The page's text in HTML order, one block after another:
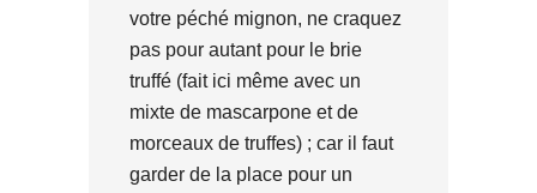
votre péché mignon, ne craquez
pas pour autant pour le brie
truffé (fait ici même avec un
mixte de mascarpone et de
morceaux de truffes) ; car il faut
garder de la place pour un